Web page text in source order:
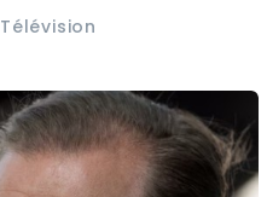
Télévision